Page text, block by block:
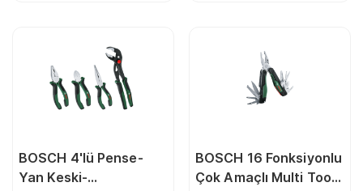
BOSCH 4'lü Pense-
Yan Keski-
BOSCH 16 Fonksiyonlu
Çok Amaçlı Multi Tool